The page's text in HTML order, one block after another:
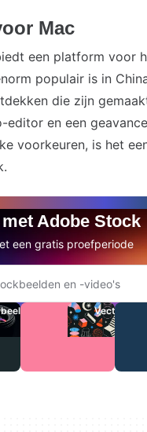
Mac
een platform voor
populair is in
die zijn
en een
voorkeuren, is het
Adobe Stock
een gratis proefperiode
Vectoren